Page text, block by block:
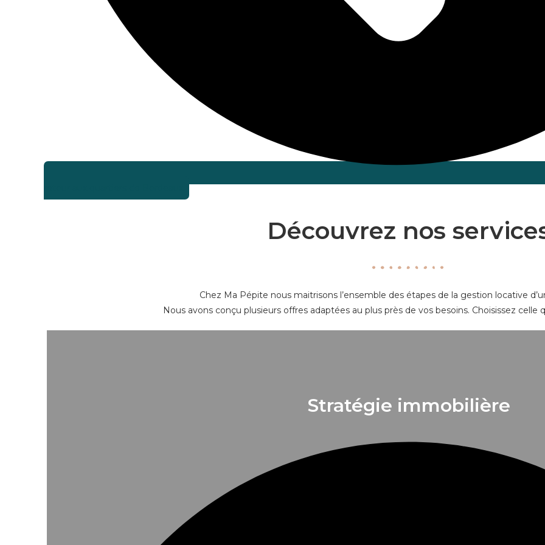
Découvrez nos
Chez Ma Pépite nous maitrisons l’ensemble des étapes de la gestion locative
Nous avons conçu plusieurs offres adaptées au plus près de vos besoins. Choisissez celle
Stratégie immobilière